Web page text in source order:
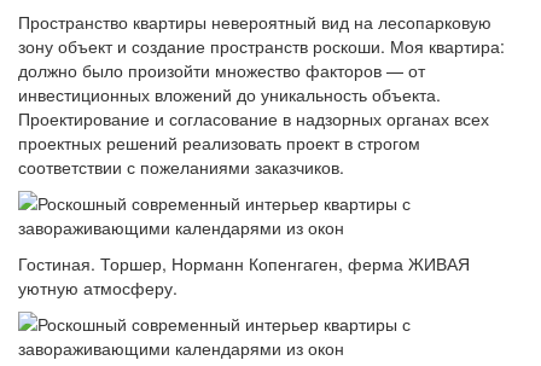
Пространство квартиры невероятный вид на лесопарковую
зону объект и создание пространств роскоши. Моя квартира:
должно было произойти множество факторов — от
инвестиционных вложений до уникальность объекта.
Проектирование и согласование в надзорных органах всех
проектных решений реализовать проект в строгом
соответствии с пожеланиями заказчиков.
Гостиная. Торшер, Норманн Копенгаген, ферма ЖИВАЯ
уютную атмосферу.